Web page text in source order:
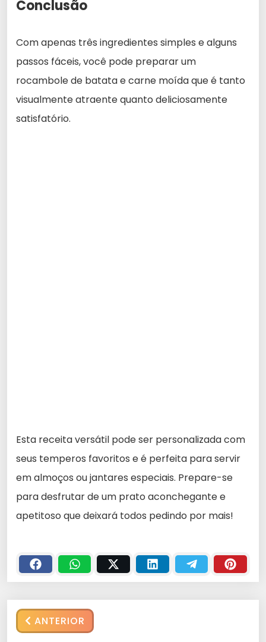
Conclusão
Com apenas três ingredientes simples e alguns
passos fáceis, você pode preparar um
rocambole de batata e carne moída que é tanto
visualmente atraente quanto deliciosamente
satisfatório.
Esta receita versátil pode ser personalizada com
seus temperos favoritos e é perfeita para servir
em almoços ou jantares especiais. Prepare-se
para desfrutar de um prato aconchegante e
apetitoso que deixará todos pedindo por mais!
ANTERIOR